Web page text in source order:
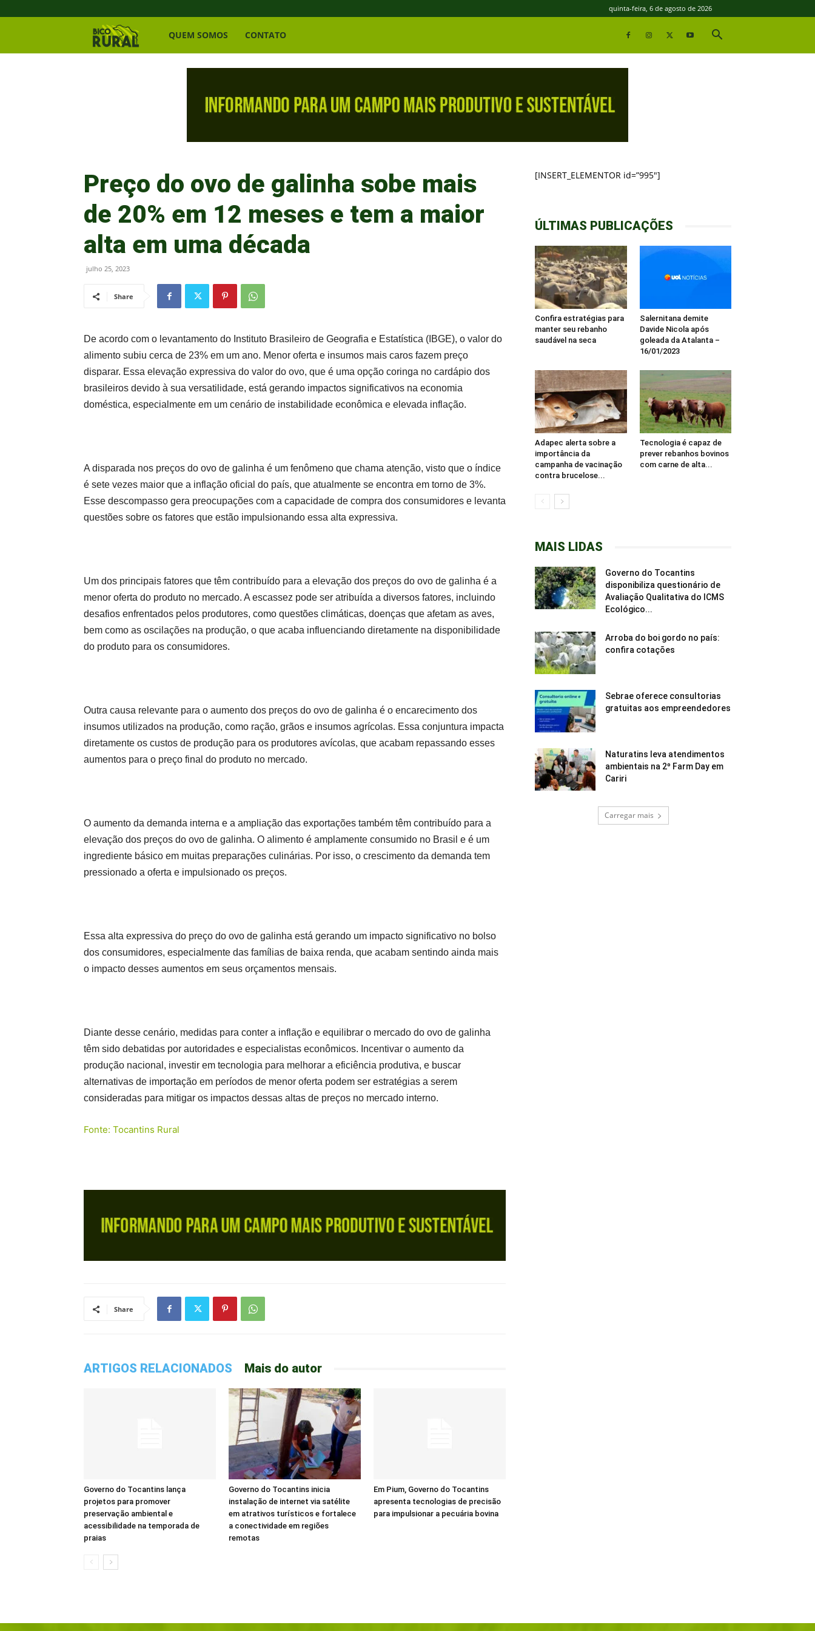
quinta-feira, 6 de agosto de 2026
Bico
QUEM SOMOS CONTATO
Preço do ovo de galinha sobe mais
de 20% em 12 meses e tem a maior
alta em uma década
julho 25, 2023
Share
De acordo com o levantamento do Instituto Brasileiro de Geografia e Estatística (IBGE), o valor do
alimento subiu cerca de 23% em um ano. Menor oferta e insumos mais caros fazem preço
disparar. Essa elevação expressiva do valor do ovo, que é uma opção coringa no cardápio dos
brasileiros devido à sua versatilidade, está gerando impactos significativos na economia
doméstica, especialmente em um cenário de instabilidade econômica e elevada inflação.
A disparada nos preços do ovo de galinha é um fenômeno que chama atenção, visto que o índice
é sete vezes maior que a inflação oficial do país, que atualmente se encontra em torno de 3%.
Esse descompasso gera preocupações com a capacidade de compra dos consumidores e levanta
questões sobre os fatores que estão impulsionando essa alta expressiva.
Um dos principais fatores que têm contribuído para a elevação dos preços do ovo de galinha é a
menor oferta do produto no mercado. A escassez pode ser atribuída a diversos fatores, incluindo
desafios enfrentados pelos produtores, como questões climáticas, doenças que afetam as aves,
bem como as oscilações na produção, o que acaba influenciando diretamente na disponibilidade
do produto para os consumidores.
Outra causa relevante para o aumento dos preços do ovo de galinha é o encarecimento dos
insumos utilizados na produção, como ração, grãos e insumos agrícolas. Essa conjuntura impacta
diretamente os custos de produção para os produtores avícolas, que acabam repassando esses
aumentos para o preço final do produto no mercado.
O aumento da demanda interna e a ampliação das exportações também têm contribuído para a
elevação dos preços do ovo de galinha. O alimento é amplamente consumido no Brasil e é um
ingrediente básico em muitas preparações culinárias. Por isso, o crescimento da demanda tem
pressionado a oferta e impulsionado os preços.
Essa alta expressiva do preço do ovo de galinha está gerando um impacto significativo no bolso
dos consumidores, especialmente das famílias de baixa renda, que acabam sentindo ainda mais
o impacto desses aumentos em seus orçamentos mensais.
Diante desse cenário, medidas para conter a inflação e equilibrar o mercado do ovo de galinha
têm sido debatidas por autoridades e especialistas econômicos. Incentivar o aumento da
produção nacional, investir em tecnologia para melhorar a eficiência produtiva, e buscar
alternativas de importação em períodos de menor oferta podem ser estratégias a serem
consideradas para mitigar os impactos dessas altas de preços no mercado interno.
Fonte: Tocantins Rural
Share
ARTIGOS RELACIONADOS Mais do autor
Governo do Tocantins lança
projetos para promover
preservação ambiental e
acessibilidade na temporada de
praias
Governo do Tocantins inicia
instalação de internet via satélite
em atrativos turísticos e fortalece
a conectividade em regiões
remotas
Em Pium, Governo do Tocantins
apresenta tecnologias de precisão
para impulsionar a pecuária bovina
[INSERT_ELEMENTOR id=”995″]
ÚLTIMAS PUBLICAÇÕES
Confira estratégias para
manter seu rebanho
saudável na seca
Salernitana demite
Davide Nicola após
goleada da Atalanta –
16/01/2023
Adapec alerta sobre a
importância da
campanha de vacinação
contra brucelose...
Tecnologia é capaz de
prever rebanhos bovinos
com carne de alta...
MAIS LIDAS
Governo do Tocantins
disponibiliza questionário de
Avaliação Qualitativa do ICMS
Ecológico...
Arroba do boi gordo no país:
confira cotações
Sebrae oferece consultorias
gratuitas aos empreendedores
Naturatins leva atendimentos
ambientais na 2º Farm Day em
Cariri
Carregar mais